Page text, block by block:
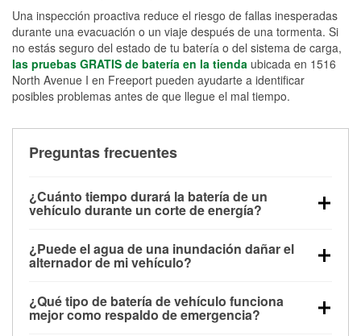
Una inspección proactiva reduce el riesgo de fallas inesperadas
durante una evacuación o un viaje después de una tormenta. Si
no estás seguro del estado de tu batería o del sistema de carga,
las pruebas GRATIS de batería en la tienda ubicada en 1516
North Avenue I en Freeport pueden ayudarte a identificar
posibles problemas antes de que llegue el mal tiempo.
Preguntas frecuentes
¿Cuánto tiempo durará la batería de un
vehículo durante un corte de energía?
alimentar pequeños accesorios durante un tiempo
limitado, pero el uso repetido sin conducir el vehículo
contar con un equipo de carga de respaldo para
cortes prolongados.
¿Puede el agua de una inundación dañar el
alternador de mi vehículo?
parte baja del compartimento del motor y pueden
dañarse si se sumergen, lo que puede provocar una
¿Qué tipo de batería de vehículo funciona
mejor como respaldo de emergencia?